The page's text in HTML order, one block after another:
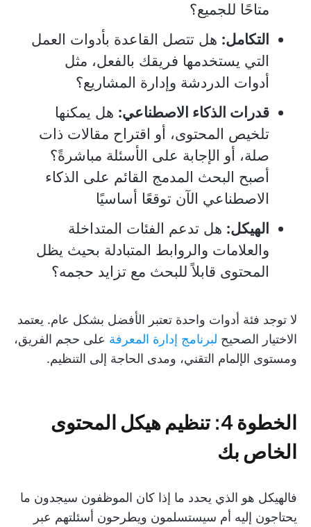
متاحًا للجميع؟
التكامل: هل تتصل القاعدة بأدوات العمل
التي يستخدمها فريقك بالفعل، مثل
أدوات الدردشة وإدارة المشاريع؟
قدرات الذكاء الاصطناعي: هل يمكنها
تلخيص المحتوى، أو اقتراح مقالات ذات
صلة، أو الإجابة على الأسئلة مباشرةً؟
أصبح البحث المدمج القائم على الذكاء
الاصطناعي الآن توقعًا أساسيًا
الهيكل: هل تدعم الفئات المتداخلة
والعلامات والروابط المتبادلة بحيث يظل
المحتوى قابلاً للبحث مع تزايد حجمه؟
لا توجد فئة أدوات واحدة تعتبر الأفضل بشكل عام. يعتمد
الاختيار الصحيح لبرنامج إدارة المعرفة على حجم الفريق،
ومستوى الإلمام التقني، ومدى الحاجة إلى التنظيم.
الخطوة 4: تنظيم هيكل المحتوى
الخاص بك
فالهيكل هو الذي يحدد ما إذا كان الموظفون سيجدون ما
يحتاجون إليه أم سيستسلمون ويطرحون أسئلتهم عبر